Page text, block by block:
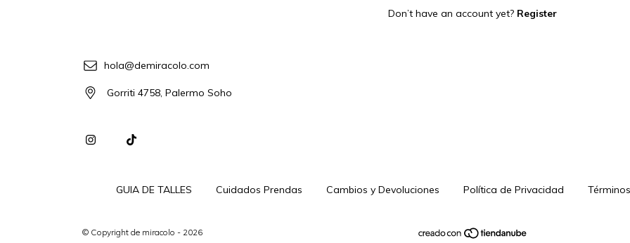
Don’t have an account yet? Register
hola@demiracolo.com
Gorriti 4758, Palermo Soho
GUIA DE TALLES Cuidados Prendas Cambios y Devoluciones Política de Privacidad
© Copyright de miracolo - 2026